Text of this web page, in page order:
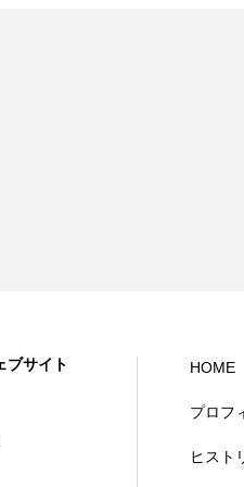
HOME
プロフ
ヒスト